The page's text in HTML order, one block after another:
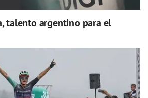
talento argentino para el